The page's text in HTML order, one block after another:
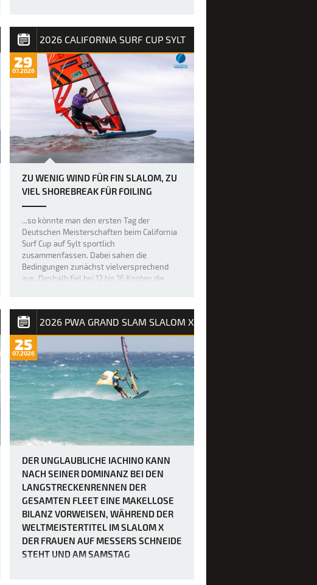
2026 CALIFORNIA SURF CUP SYLT
29
07.2026
ZU WENIG WIND FÜR FIN SLALOM, ZU
VIEL SHOREBREAK FÜR FOILING
...so könnte man den ersten Tag der
Deutschen Meisterschaften beim California
Surf Cup auf Sylt sportlich
zusammenfassen. Dabei sahen die
Bedingungen zunächst vielversprechend
aus. Deshalb fiel bei 12 bis 16 Knoten die
2026 PWA GRAND SLAM SLALOM X
25
07.2026
DER UNGLAUBLICHE IACHINO KANN
NACH SEINER DOMINANZ BEI DEN
LANGSTRECKENRENNEN DER
GESAMTEN FLEET EINE MAKELLOSE
BILANZ VORWEISEN, WÄHREND DER
WELTMEISTERTITEL IM SLALOM X
DER FRAUEN AUF MESSERS SCHNEIDE
STEHT UND AM SAMSTAG